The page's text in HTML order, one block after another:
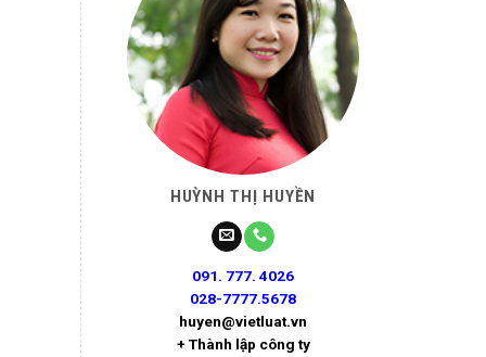
HUỲNH THỊ HUYỀN
091. 777. 4026
028-7777.5678
huyen@vietluat.vn
+ Thành lập công ty